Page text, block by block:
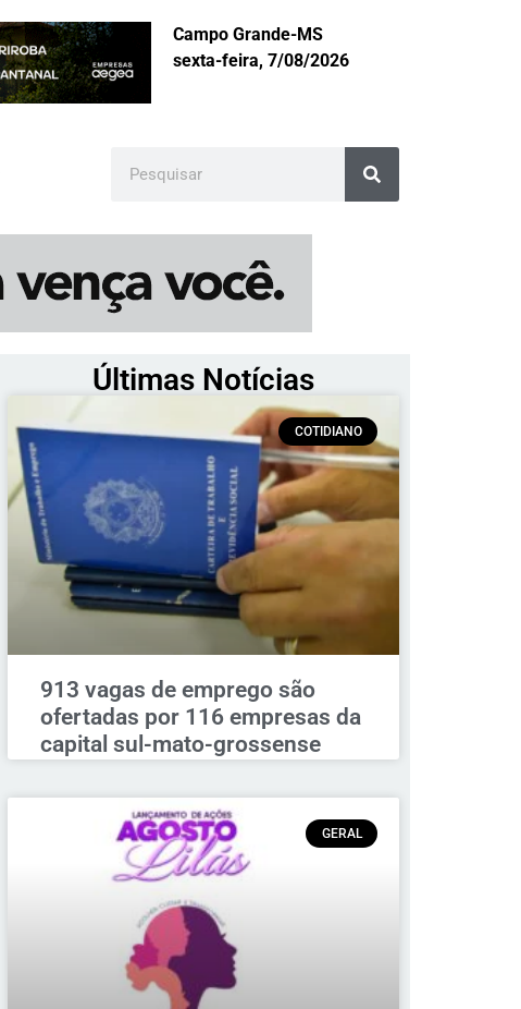
Campo Grande-MS
sexta-feira, 7/08/2026
Últimas Notícias
COTIDIANO
913 vagas de emprego são
ofertadas por 116 empresas da
capital sul-mato-grossense
GERAL